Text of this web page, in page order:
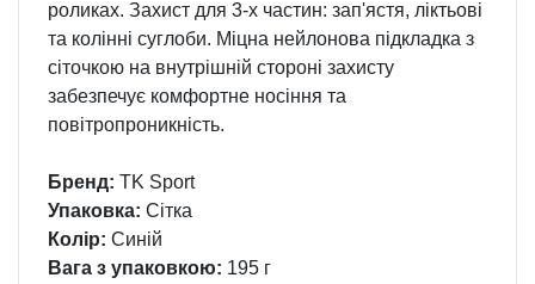
роликах. Захист для 3-х частин: зап'ястя, ліктьові
та колінні суглоби. Міцна нейлонова підкладка з
сіточкою на внутрішній стороні захисту
забезпечує комфортне носіння та
повітропроникність.
Бренд: TK Sport
Упаковка: Сітка
Колір: Синій
Вага з упаковкою: 195 г